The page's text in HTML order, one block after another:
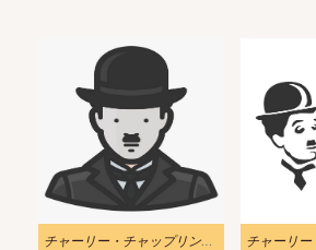
チャーリー・チャップリンのアイコン 1 イラスト